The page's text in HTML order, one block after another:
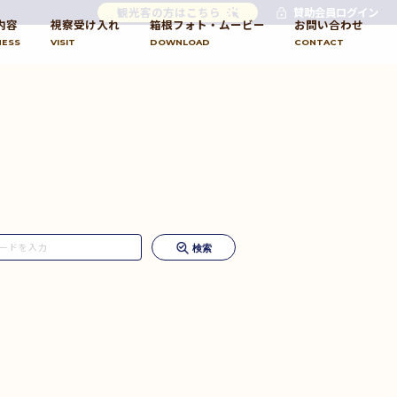
観光客の方はこちら 賛助会員ログイン
容 視察受け入れ
VISIT
箱根フォト・ムービー
DOWNLOAD
お問い合わせ
CONTACT
検索